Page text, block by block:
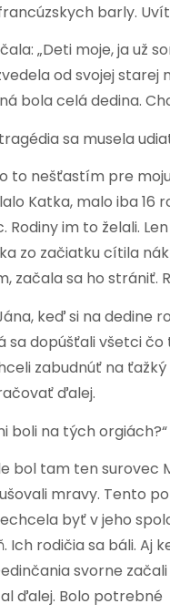
barly.
„Deti moje, ja
od svojej
bola celá dedina.
sa musela
to nešťastím pre
Katka, malo iba 16
im to želali.
zo začiatku cítila
začala sa ho strániť.
keď si na dedine
sa dopúšťali všetci
zabudnúť na
ďalej.
boli na tých
bol tam ten
mravy. Tento
byť v jeho
Ich rodičia sa báli. Aj
svorne
ďalej. Bolo